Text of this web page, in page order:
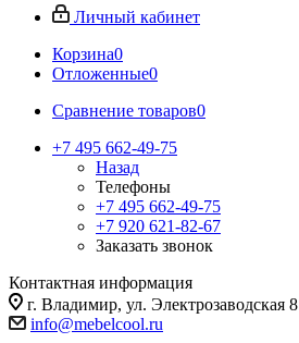
Личный кабинет
Корзина0
Отложенные0
Сравнение товаров0
+7 495 662-49-75
Назад
Телефоны
+7 495 662-49-75
+7 920 621-82-67
Заказать звонок
Контактная информация
г. Владимир, ул. Электрозаводская 8
info@mebelcool.ru